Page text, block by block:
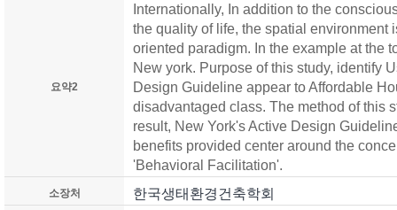
요약2
Internationally, In addition to the
the quality of life, the spatial environment
oriented paradigm. In the example at the
New york. Purpose of this study, identify
Design Guideline appear to Affordable
disadvantaged class. The method of this
result, New York's Active Design
benefits provided center around the
'Behavioral Facilitation'.
소장처 한국생태환경건축학회